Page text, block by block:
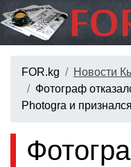
FOR.kg
Новости
Фотограф
Photogra и